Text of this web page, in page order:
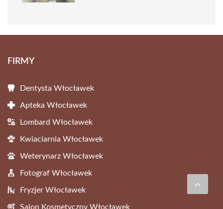
FIRMY
Dentysta Włocławek
Apteka Włocławek
Lombard Włocławek
Kwiaciarnia Włocławek
Weterynarz Włocławek
Fotograf Włocławek
Fryzjer Włocławek
Salon Kosmetyczny Włocławek